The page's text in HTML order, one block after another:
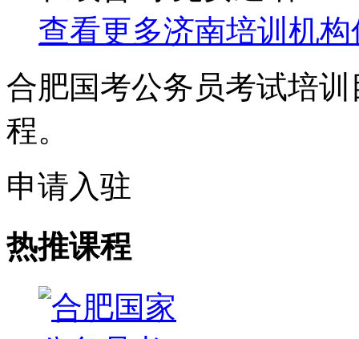
查看更多济南培训机构
合肥国考公务员考试培
程。
申请入驻
热推课程